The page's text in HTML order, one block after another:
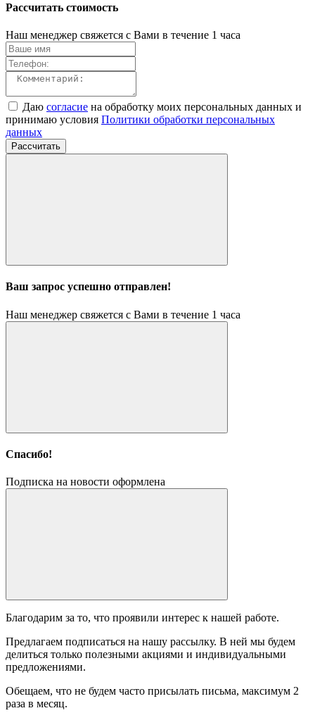
Рассчитать стоимость
Наш менеджер свяжется с Вами в течение 1 часа
Даю согласие на обработку моих персональных данных и
принимаю условия Политики обработки персональных
данных
Рассчитать
Ваш запрос успешно отправлен!
Наш менеджер свяжется с Вами в течение 1 часа
Спасибо!
Подписка на новости оформлена
Благодарим за то, что проявили интерес к нашей работе.
Предлагаем подписаться на нашу рассылку. В ней мы будем
делиться только полезными акциями и индивидуальными
предложениями.
Обещаем, что не будем часто присылать письма, максимум 2
раза в месяц.